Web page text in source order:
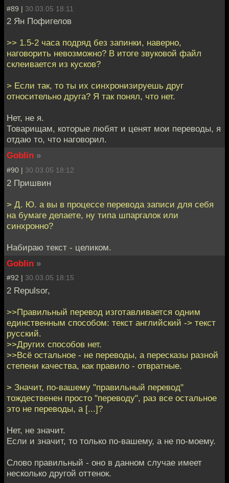
#89 | 30.03.05 18:11
2 Ян Пофигелов
>> 1.5-2 часа подряд без запинки, наверно,
наговорить невозможно? В итоге звуковой файл
склеивается из кусков?
> Если так, то ты их синхронизируешь друг
относительно друга? Я так понял, что нет.
Нет, не я.
Товарищам, которые любят и ценят мои переводы, я
отдаю то, что наговорил.
Goblin »
#90 | 30.03.05 18:12
2 Пришвин
> Д. Ю. а вы в процессе перевода записи для себя
на бумаге делаете, ну типа шпаргалок или
синхронно?
Набираю текст - целиком.
Goblin »
#92 | 30.03.05 18:15
2 Repulsor,
>>Правильный перевод изготавливается одним
единственным способом: текст английский -> текст
русский.
>>Других способов нет.
>>Всё остальное - не переводы, а пересказы разной
степени качества, как правило - отвратные.
> Значит, по-вашему "правильный перевод"
тождественен просто "переводу", раз все остальное
это не переводы, а [...]?
Нет, не значит.
Если и значит, то только по-вашему, а не по-моему.
Слово правильный - оно в данном случае имеет
несколько другой оттенок.